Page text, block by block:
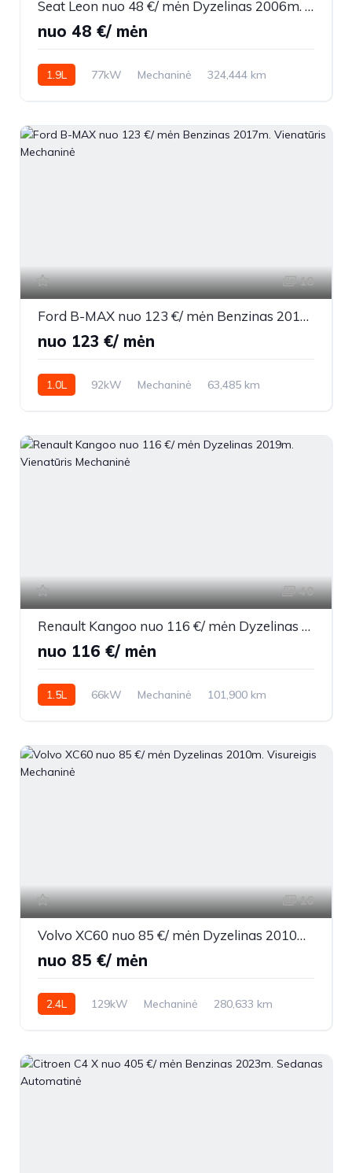
Seat Leon nuo 48 €/ mėn Dyzelinas 2006m. Sedanas Mechaninė
nuo 48 €/ mėn
1.9L 77kW Mechaninė
324,444 km
18
Ford B-MAX nuo 123 €/ mėn Benzinas 2017m. Vienatūris Mechaninė
nuo 123 €/ mėn
1.0L 92kW Mechaninė
63,485 km
40
Renault Kangoo nuo 116 €/ mėn Dyzelinas 2019m. Vienatūris Mechaninė
nuo 116 €/ mėn
1.5L 66kW Mechaninė
101,900 km
16
Volvo XC60 nuo 85 €/ mėn Dyzelinas 2010m. Visureigis Mechaninė
nuo 85 €/ mėn
2.4L 129kW Mechaninė
280,633 km